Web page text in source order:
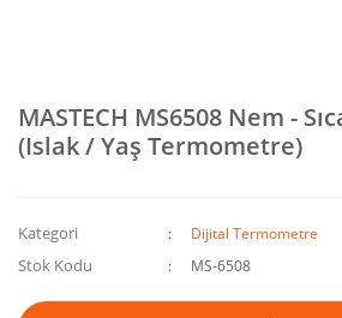
MASTECH MS6508 Nem -
(Islak / Yaş Termometre)
Kategori Dijital Termometre
Stok Kodu MS-6508